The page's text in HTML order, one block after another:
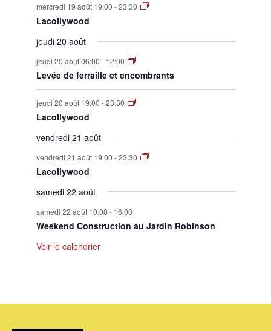
mercredi 19 août 19:00 -23:30
Lacollywood
jeudi 20 août
jeudi 20 août 06:00 - 12:00
Levée de ferraille et encombrants
jeudi 20 août 19:00 -23:30
Lacollywood
vendredi 21 août
vendredi 21 août 19:00 -23:30
Lacollywood
samedi 22 août
samedi 22 août 10:00 - 16:00
Weekend Construction au Jardin Robinson
Voir le calendrier